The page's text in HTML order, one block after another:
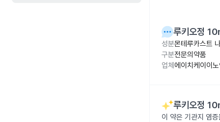
루키오정
성분몬테루카스트
구분전문의약품
업체 에이치케이이
루키오정
이 약은 기관지 염